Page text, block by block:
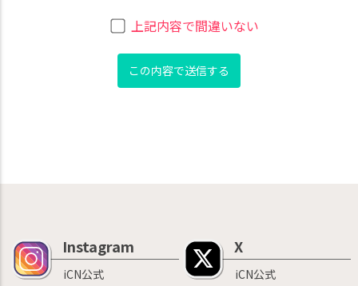
上記内容で間違いない
Instagram
iCN公式
X
iCN公式